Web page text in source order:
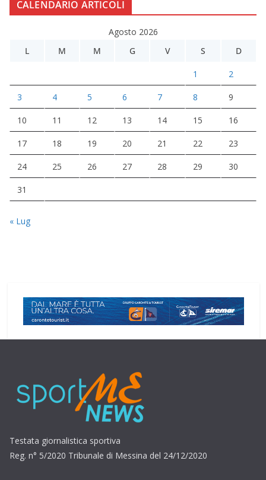
CALENDARIO ARTICOLI
Agosto 2026
L
M M G V S D
1 2
3 4 5 6 7 8 9
10 11 12 13 14 15 16
17 18 19 20 21 22 23
24 25 26 27 28 29 30
31
« Lug
Testata giornalistica sportiva
Reg. n° 5/2020 Tribunale di Messina del 24/12/2020